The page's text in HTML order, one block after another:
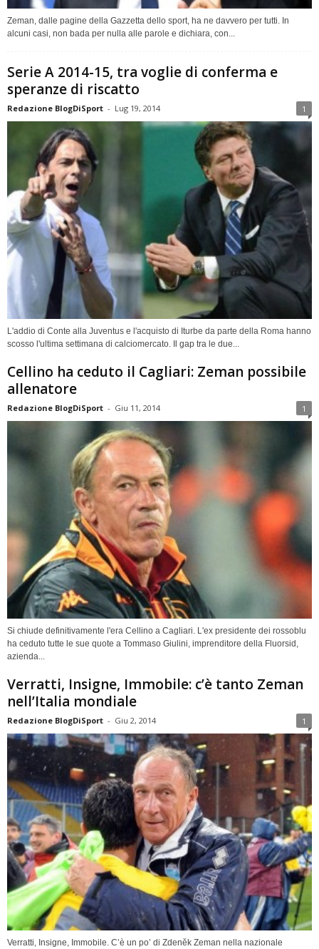
Zeman, dalle pagine della Gazzetta dello sport, ha ne davvero per tutti. In
alcuni casi, non bada per nulla alle parole e dichiara, con...
Serie A 2014-15, tra voglie di conferma e
speranze di riscatto
Redazione BlogDiSport - Lug 19, 2014 1
L'addio di Conte alla Juventus e l'acquisto di Iturbe da parte della Roma hanno
scosso l'ultima settimana di calciomercato. Il gap tra le due...
Cellino ha ceduto il Cagliari: Zeman possibile
allenatore
Redazione BlogDiSport - Giu 11, 2014 1
Si chiude definitivamente l'era Cellino a Cagliari. L'ex presidente dei rossoblu
ha ceduto tutte le sue quote a Tommaso Giulini, imprenditore della Fluorsid,
azienda...
Verratti, Insigne, Immobile: c’è tanto Zeman
nell’Italia mondiale
Redazione BlogDiSport - Giu 2, 2014 1
Verratti, Insigne, Immobile. C’è un po’ di Zdeněk Zeman nella nazionale